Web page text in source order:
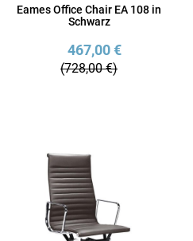
Eames Office Chair EA 108 in
Schwarz
467,00 €
(728,00 €)